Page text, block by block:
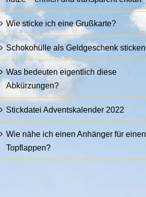
Wie sticke ich eine Grußkarte?
Schokohülle als Geldgeschenk sticken
Was bedeuten eigentlich diese
Abkürzungen?
Stickdatei Adventskalender 2022
Wie nähe ich einen Anhänger für einen
Topflappen?